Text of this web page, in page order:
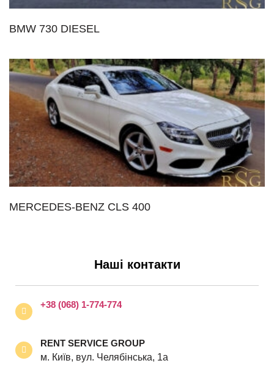
BMW 730 DIESEL
MERCEDES-BENZ CLS 400
Наші контакти
+38 (068) 1-774-774
RENT SERVICE GROUP
м. Київ, вул. Челябінська, 1а